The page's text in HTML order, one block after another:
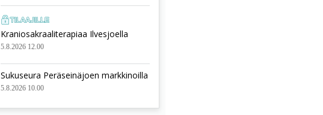
Kraniosakraaliterapiaa Ilvesjoella
5.8.2026 12.00
Sukuseura Peräseinäjoen markkinoilla
5.8.2026 10.00